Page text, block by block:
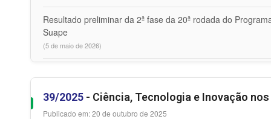
Resultado preliminar da 2ª fase da 20ª rodada do
Suape
(5 de maio de 2026)
39/2025 - Ciência, Tecnologia e Inovação
Publicado em: 20 de outubro de 2025